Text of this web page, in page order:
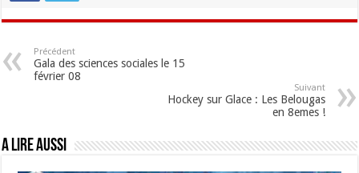
Précédent
Gala des sciences sociales le 15
février 08
Suivant
Hockey sur Glace : Les Belougas
en 8emes !
A lire aussi